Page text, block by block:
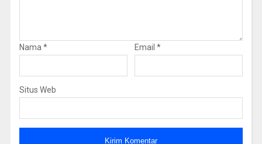
Nama * Email *
Situs Web